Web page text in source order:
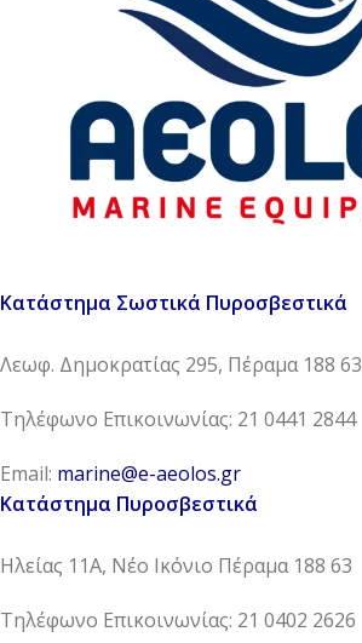
Κατάστημα Σωστικά Πυροσβεστικά
Λεωφ. Δημοκρατίας 295, Πέραμα 188 63
Τηλέφωνο Επικοινωνίας: 21 0441 2844
Email: marine@e-aeolos.gr
Κατάστημα Πυροσβεστικά
Ηλείας 11Α, Νέο Ικόνιο Πέραμα 188 63
Τηλέφωνο Επικοινωνίας: 21 0402 2626